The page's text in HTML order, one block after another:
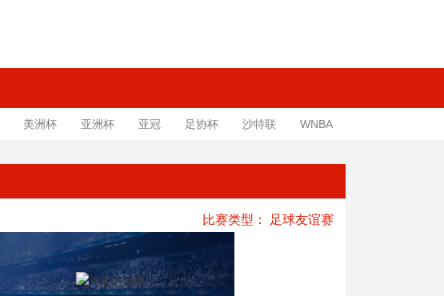
美洲杯 亚洲杯 亚冠 足协杯 沙特联 WNBA
比赛类型： 足球友谊赛